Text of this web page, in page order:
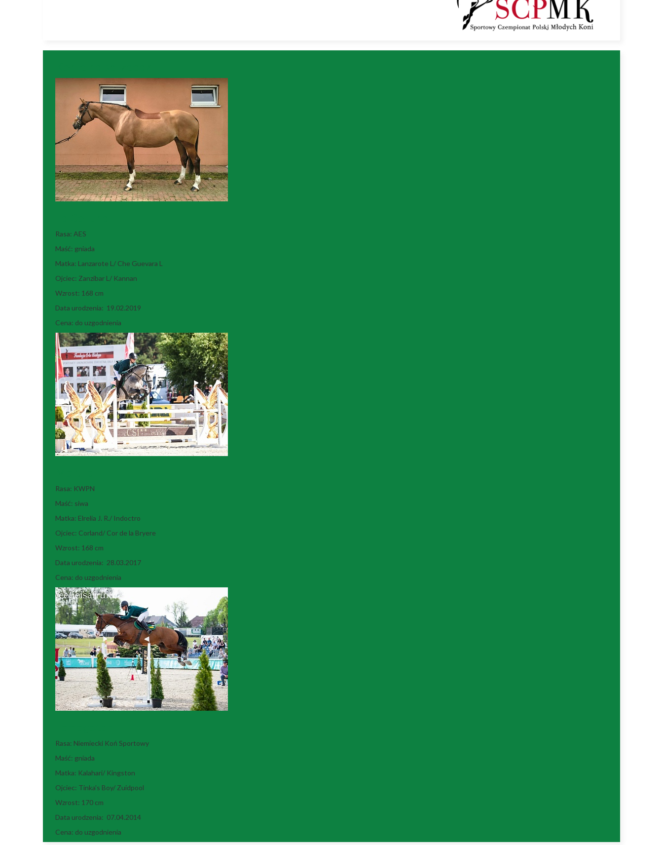
Rasa: AES
Maść: gniada
Matka: Lanzarote L/ Che Guevara L
Ojciec: Zanzibar L/ Kannan
Wzrost: 168 cm
Data urodzenia: 19.02.2019
Cena: do uzgodnienia
Rasa: KWPN
Maść: siwa
Matka: Elrelia J. R./ Indoctro
Ojciec: Corland/ Cor de la Bryere
Wzrost: 168 cm
Data urodzenia: 28.03.2017
Cena: do uzgodnienia
Rasa: Niemiecki Koń Sportowy
Maść: gniada
Matka: Kalahari/ Kingston
Ojciec: Tinka's Boy/ Zuidpool
Wzrost: 170 cm
Data urodzenia: 07.04.2014
Cena: do uzgodnienia